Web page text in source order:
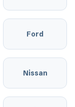
Ford
Nissan